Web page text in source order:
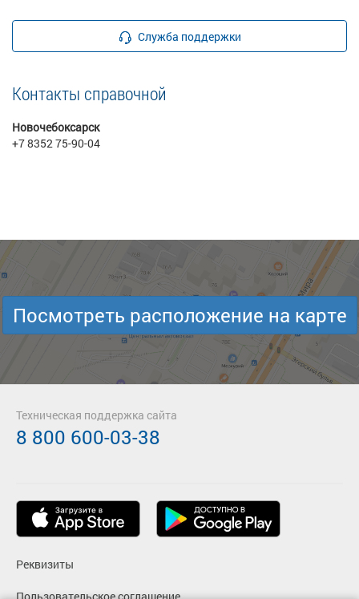
Служба поддержки
Контакты справочной
Новочебоксарск
+7 8352 75-90-04
Посмотреть расположение на карте
Реквизиты
Техническая поддержка сайта
8 800 600-03-38